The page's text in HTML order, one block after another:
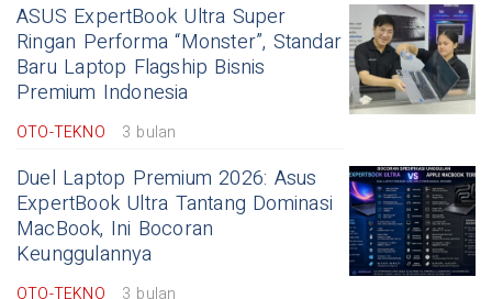
ASUS ExpertBook Ultra Super
Ringan Performa “Monster”, Standar
Baru Laptop Flagship Bisnis
Premium Indonesia
OTO-TEKNO 3 bulan
Duel Laptop Premium 2026: Asus
ExpertBook Ultra Tantang Dominasi
MacBook, Ini Bocoran
Keunggulannya
OTO-TEKNO 3 bulan